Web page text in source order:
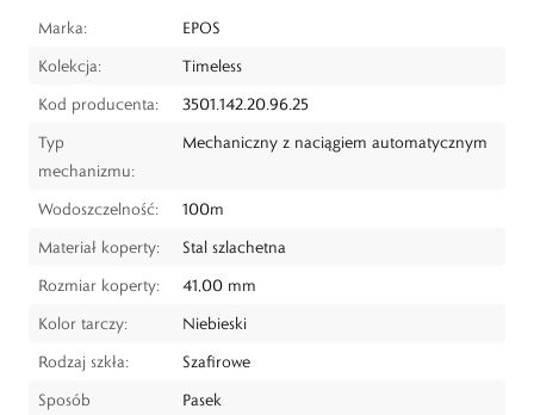
Marka:
EPOS
Kolekcja:
Timeless
Kod producenta:
3501.142.20.96.25
Typ
mechanizmu:
Mechaniczny z naciągiem automatycznym
Wodoszczelność:
100m
Materiał koperty:
Stal szlachetna
Rozmiar koperty:
41,00 mm
Kolor tarczy:
Niebieski
Rodzaj szkła:
Szafirowe
Sposób
Pasek